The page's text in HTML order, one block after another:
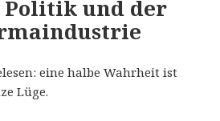
und der
eine halbe Wahrheit ist
Lüge.